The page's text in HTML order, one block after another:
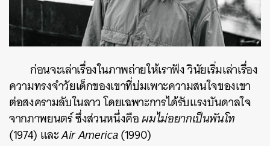
ก่อนจะเล่าเรื่องในภาพถ่ายให้เราฟัง วินัยเริ่มเล่าเรื่อง
ความทรงจำวัยเด็กของเขาที่บ่มเพาะความสนใจของเขา
ต่อสงครามลับในลาว โดยเฉพาะการได้รับแรงบันดาลใจ
จากภาพยนตร์ ซึ่งส่วนหนึ่งคือผมไม่อยากเป็นพันโท
(1974) และAir America(1990)